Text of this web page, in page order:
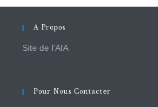
A Propos
Site de l'AIA
Pour Nous Contacter